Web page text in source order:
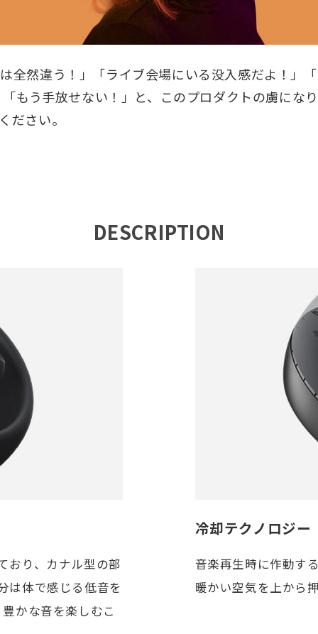
全然違う！」「ライブ会場にいる没入感だよ！」
もう手放せない！」と、このプロダクトの虜にな
ださい。
DESCRIPTION
おり、カナル型の部
は体で感じる低音を
かな音を楽しむこ
冷却テクノロジー
音楽再生時に作動す
暖かい空気を上から